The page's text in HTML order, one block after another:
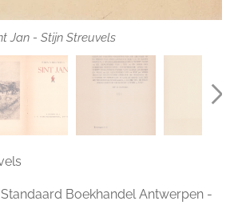
Jan - Stijn Streuvels
Jan - Stijn Streuvels
Boekhandel Antwerpen -